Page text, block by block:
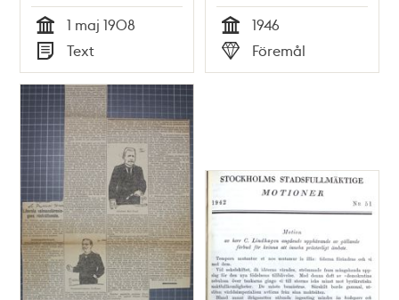
Tid
1 maj 1908
Typ
Text Tid
1946
Typ
Föremål